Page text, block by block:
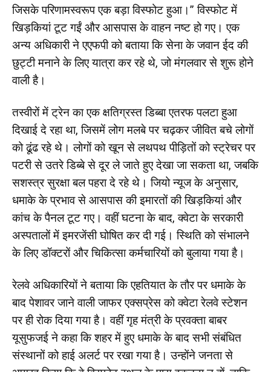
जिसके परिणामस्वरूप एक बड़ा विस्फोट हुआ।” विस्फोट में
खिड़कियां टूट गईं और आसपास के वाहन नष्ट हो गए। एक
अन्य अधिकारी ने एएफपी को बताया कि सेना के जवान ईद की
छुट्टी मनाने के लिए यात्रा कर रहे थे, जो मंगलवार से शुरू होने
वाली है।
तस्वीरों में ट्रेन का एक क्षतिग्रस्त डिब्बा एतरफ पलटा हुआ
दिखाई दे रहा था, जिसमें लोग मलबे पर चढ़कर जीवित बचे लोगों
को ढूंढ रहे थे। लोगों को खून से लथपथ पीड़ितों को स्ट्रेचर पर
पटरी से उतरे डिब्बे से दूर ले जाते हुए देखा जा सकता था, जबकि
सशस्त्र सुरक्षा बल पहरा दे रहे थे। जियो न्यूज के अनुसार,
धमाके के प्रभाव से आसपास की इमारतों की खिड़कियां और
कांच के पैनल टूट गए। वहीं घटना के बाद, क्वेटा के सरकारी
अस्पतालों में इमरजेंसी घोषित कर दी गई। स्थिति को संभालने
के लिए डॉक्टरों और चिकित्सा कर्मचारियों को बुलाया गया है।
रेलवे अधिकारियों ने बताया कि एहतियात के तौर पर धमाके के
बाद पेशावर जाने वाली जाफर एक्सप्रेस को क्वेटा रेलवे स्टेशन
पर ही रोक दिया गया है। वहीं गृह मंत्री के प्रवक्ता बाबर
यूसुफजई ने कहा कि शहर में हुए धमाके के बाद सभी संबंधित
संस्थानों को हाई अलर्ट पर रखा गया है। उन्होंने जनता से